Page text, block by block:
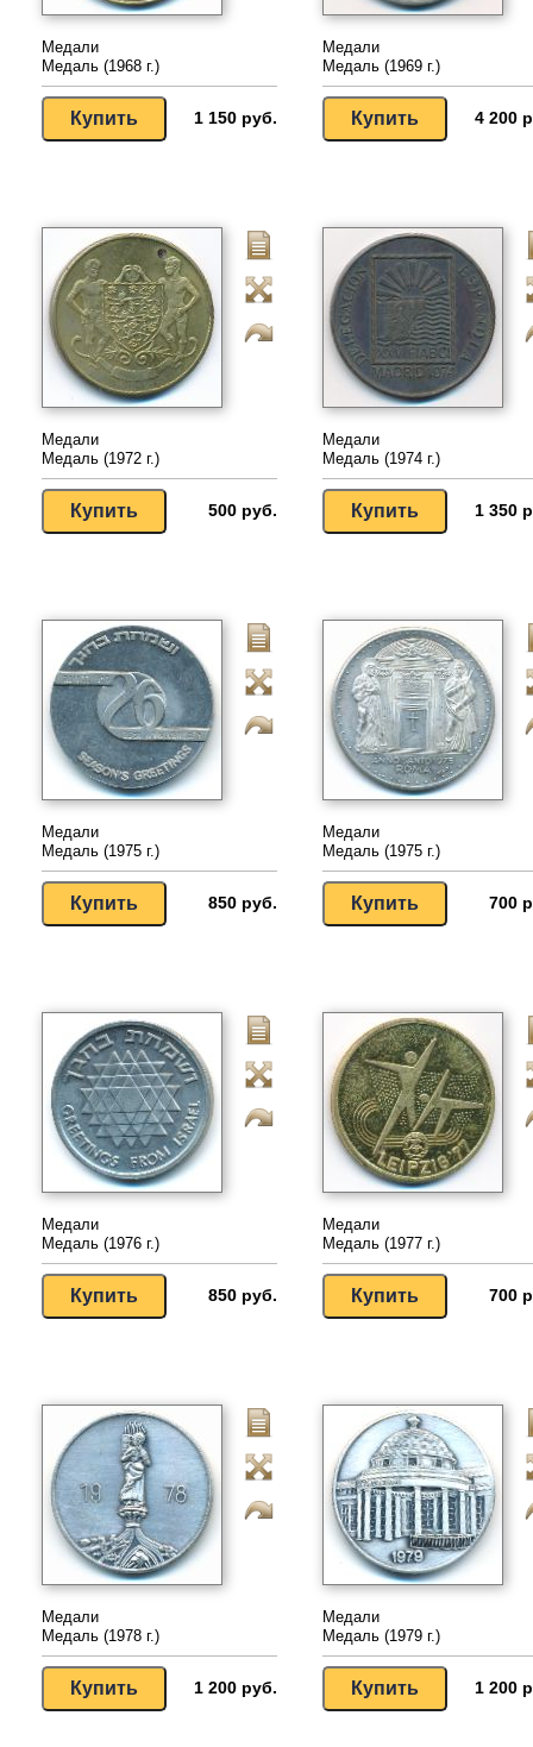
Медали
Медаль (1968 г.)
1 150 руб.
Медали
Медаль (1969 г.)
4 200
Медали
Медаль (1972 г.)
500 руб.
Медали
Медаль (1974 г.)
1 350
Медали
Медаль (1975 г.)
850 руб.
Медали
Медаль (1975 г.)
700
Медали
Медаль (1976 г.)
850 руб.
Медали
Медаль (1977 г.)
700
Медали
Медаль (1978 г.)
1 200 руб.
Медали
Медаль (1979 г.)
1 200